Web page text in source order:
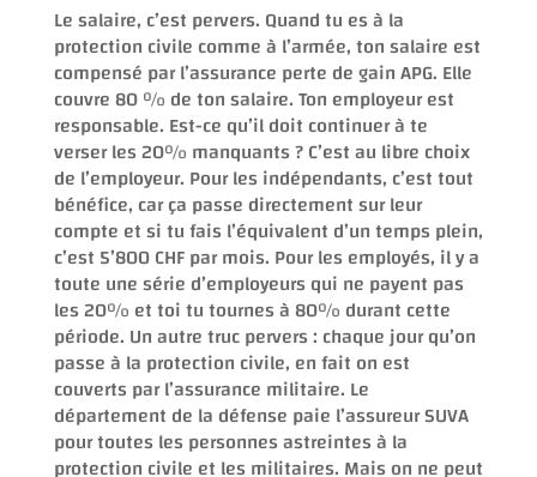
Le salaire, c’est pervers. Quand tu es à la
protection civile comme à l’armée, ton salaire est
compensé par l’assurance perte de gain APG. Elle
couvre 80 % de ton salaire. Ton employeur est
responsable. Est-ce qu’il doit continuer à te
verser les 20% manquants ? C’est au libre choix
de l’employeur. Pour les indépendants, c’est tout
bénéfice, car ça passe directement sur leur
compte et si tu fais l’équivalent d’un temps plein,
c’est 5’800 CHF par mois. Pour les employés, il y a
toute une série d’employeurs qui ne payent pas
les 20% et toi tu tournes à 80% durant cette
période. Un autre truc pervers : chaque jour qu’on
passe à la protection civile, en fait on est
couverts par l’assurance militaire. Le
département de la défense paie l’assureur SUVA
pour toutes les personnes astreintes à la
protection civile et les militaires. Mais on ne peut